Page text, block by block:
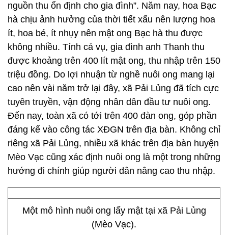
nguồn thu ổn định cho gia đình”. Năm nay, hoa Bạc
hà chịu ảnh hưởng của thời tiết xấu nên lượng hoa
ít, hoa bé, ít nhụy nên mật ong Bạc hà thu được
không nhiều. Tính cả vụ, gia đình anh Thanh thu
được khoảng trên 400 lít mật ong, thu nhập trên 150
triệu đồng. Do lợi nhuận từ nghề nuôi ong mang lại
cao nên vài năm trở lại đây, xã Pải Lủng đã tích cực
tuyên truyền, vận động nhân dân đầu tư nuôi ong.
Đến nay, toàn xã có tới trên 400 đàn ong, góp phần
đáng kể vào công tác XĐGN trên địa bàn. Không chỉ
riêng xã Pải Lủng, nhiều xã khác trên địa bàn huyện
Mèo Vạc cũng xác định nuôi ong là một trong những
hướng đi chính giúp người dân nâng cao thu nhập.
Một mô hình nuôi ong lấy mật tại xã Pải Lủng
(Mèo Vạc).